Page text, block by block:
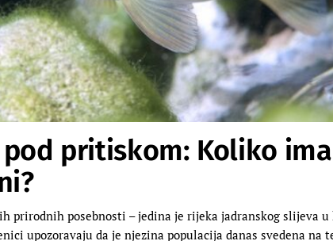
pritiskom: Koliko
prirodnih posebnosti – jedina je rijeka jadranskog slijeva
upozoravaju da je njezina populacija danas svedena na